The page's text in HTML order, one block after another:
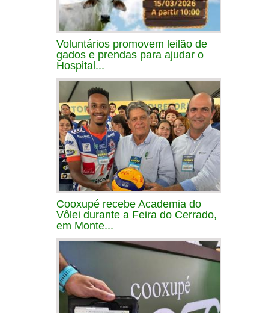
Voluntários promovem leilão de
gados e prendas para ajudar o
Hospital...
Cooxupé recebe Academia do
Vôlei durante a Feira do Cerrado,
em Monte...